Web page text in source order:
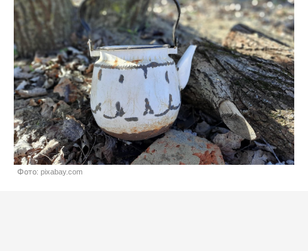
Фото: pixabay.com